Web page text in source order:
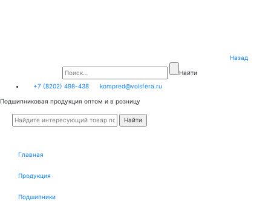
Назад
Найти
+7 (8202) 498-438
kompred@volsfera.ru
Подшипниковая продукция оптом и в розницу
Главная
Продукция
Подшипники